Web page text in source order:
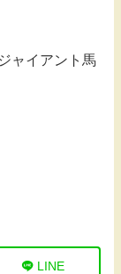
ャイアント馬
LINE